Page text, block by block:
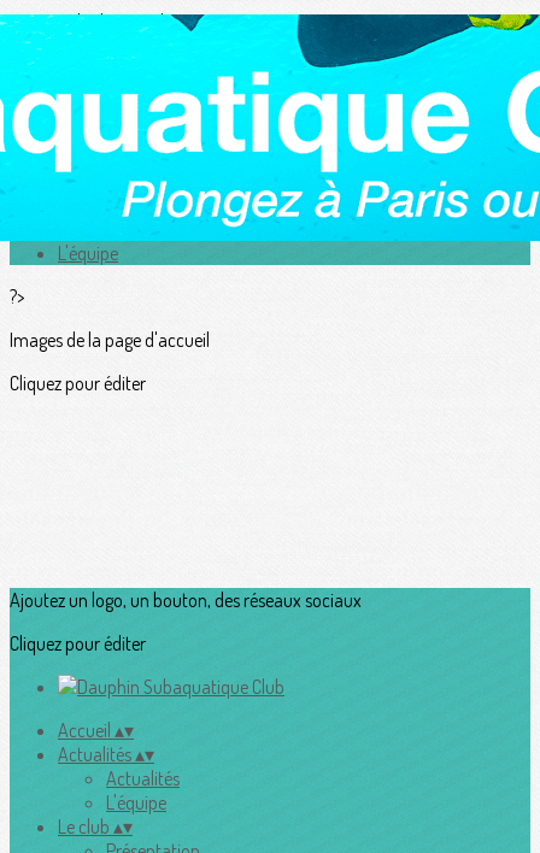
Exporter les lignes sélectionnées
Exporter toutes les colonnes
Exporter uniquement les colonnes affichées
Menu
L'équipe
?>
Images de la page d'accueil
Cliquez pour éditer
Ajoutez un logo, un bouton, des réseaux sociaux
Cliquez pour éditer
Accueil ▴▾
Actualités▴▾
Actualités
L'équipe
Le club ▴▾